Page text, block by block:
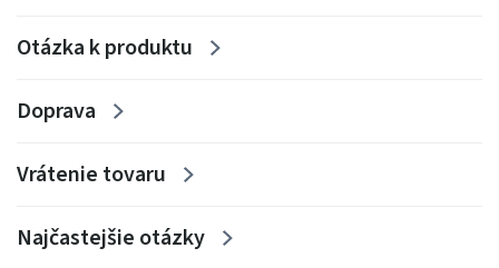
• Pre seniorov odporučujeme zvýšené postele
fotografie pouze ilustrační(focena postel z buku)
Otázka k produktu
Doprava
Vrátenie tovaru
Najčastejšie otázky